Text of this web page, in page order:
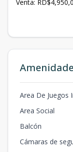
Venta:
Area De Juegos
Area Social
Balcón
Cámaras de